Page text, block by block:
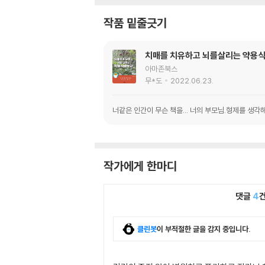
작품 밑줄긋기
치매를 치유하고 뇌를살리는 약용
아마존북스
무*도
2022.06.23.
너같은 인간이 무슨 책을... 너의 부모님.형제를 생각
작가에게 한마디
댓글 4
클린봇이 부적절한 글을 감지 중입니다.